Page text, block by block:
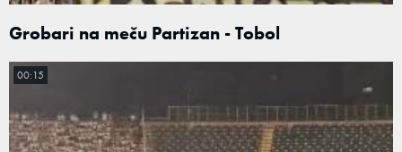
Grobari na meču Partizan - Tobol
00:15